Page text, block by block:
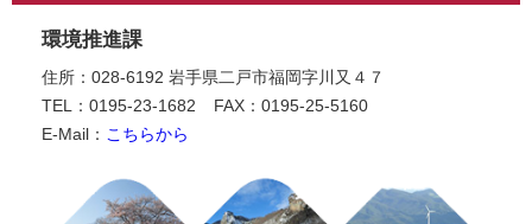
環境推進課
住所：028-6192 岩手県二戸市福岡字川又４７
TEL：0195-23-1682
FAX：0195-25-5160
E-Mail： こちらから